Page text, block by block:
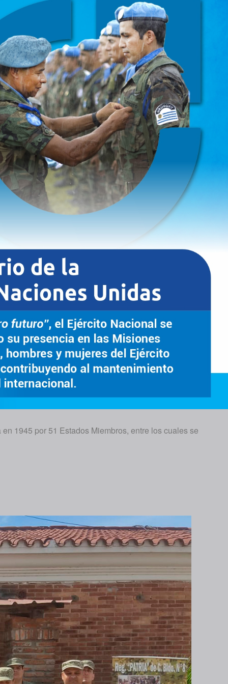
1945 por 51 Estados Miembros, entre los cuales se